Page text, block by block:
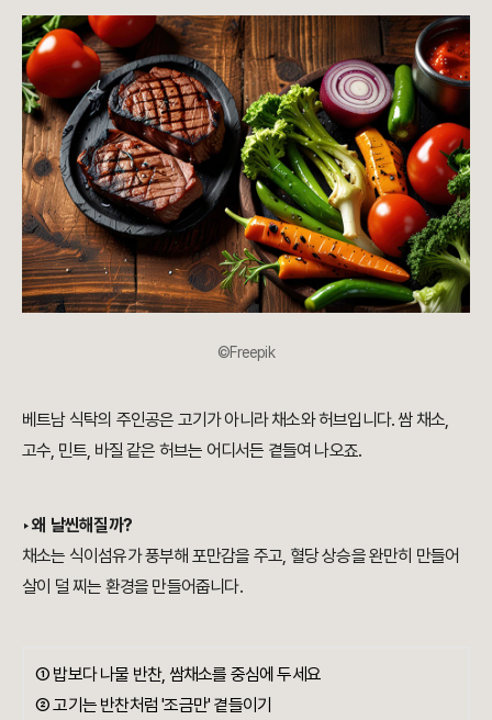
©Freepik
베트남 식탁의 주인공은 고기가 아니라 채소와 허브입니다. 쌈 채소,
고수, 민트, 바질 같은 허브는 어디서든 곁들여 나오죠.
‣ 왜 날씬해질까?
채소는 식이섬유가 풍부해 포만감을 주고, 혈당 상승을 완만히 만들어
살이 덜 찌는 환경을 만들어줍니다.
① 밥보다 나물 반찬, 쌈채소를 중심에 두세요
② 고기는 반찬처럼 '조금만' 곁들이기